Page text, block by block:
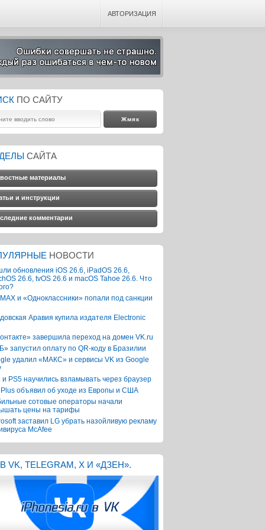
АВТОРИЗАЦИЯ
ПО САЙТУ
САЙТА
материалы
и инструкции
комментарии
НОВОСТИ
обновления iOS 26.6, iPadOS 26.6,
26.6, tvOS 26.6 и macOS Tahoe 26.6. Что
и «Одноклассники» попали под санкции
Аравия купила издателя Electronic
завершила переход на домен VK.ru
запустил оплату по QR-коду в Бразилии
удалил «МАКС» и сервисы VK из Google
и PS5 научились взламывать через браузер
объявил об уходе из Европы и США
сотовые операторы начали
цены на тарифы
заставил LG убрать назойливую рекламу
McAfee
VK, TELEGRAM, X И «ДЗЕН».